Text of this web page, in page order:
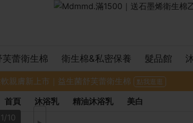
芙蕾衛生棉 衛生棉&私密保養 髮品館
軟親膚新上市｜益生菌舒芙蕾衛生棉 點我逛逛
首頁 沐浴乳 精油沐浴乳
美白
1/10